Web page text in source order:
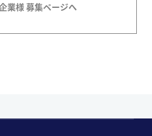
業様 募集ページへ